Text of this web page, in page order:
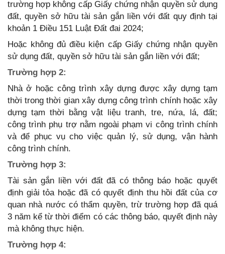
trường hợp không cấp Giấy chứng nhận quyền sử dụng
đất, quyền sở hữu tài sản gắn liền với đất quy định tại
khoản 1 Điều 151 Luật Đất đai 2024;
Hoặc không đủ điều kiện cấp Giấy chứng nhận quyền
sử dụng đất, quyền sở hữu tài sản gắn liền với đất;
Trường hợp 2:
Nhà ở hoặc công trình xây dựng được xây dựng tạm
thời trong thời gian xây dựng công trình chính hoặc xây
dựng tạm thời bằng vật liệu tranh, tre, nứa, lá, đất;
công trình phụ trợ nằm ngoài phạm vi công trình chính
và để phục vụ cho việc quản lý, sử dụng, vận hành
công trình chính.
Trường hợp 3:
Tài sản gắn liền với đất đã có thông báo hoặc quyết
định giải tỏa hoặc đã có quyết định thu hồi đất của cơ
quan nhà nước có thẩm quyền, trừ trường hợp đã quá
3 năm kể từ thời điểm có các thông báo, quyết định này
mà không thực hiện.
Trường hợp 4: